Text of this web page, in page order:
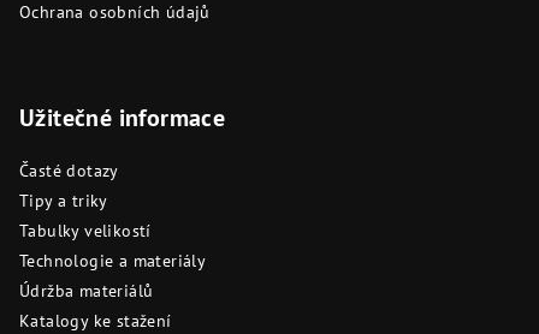
Ochrana osobních údajů
Užitečné informace
Časté dotazy
Tipy a triky
Tabulky velikostí
Technologie a materiály
Údržba materiálů
Katalogy ke stažení